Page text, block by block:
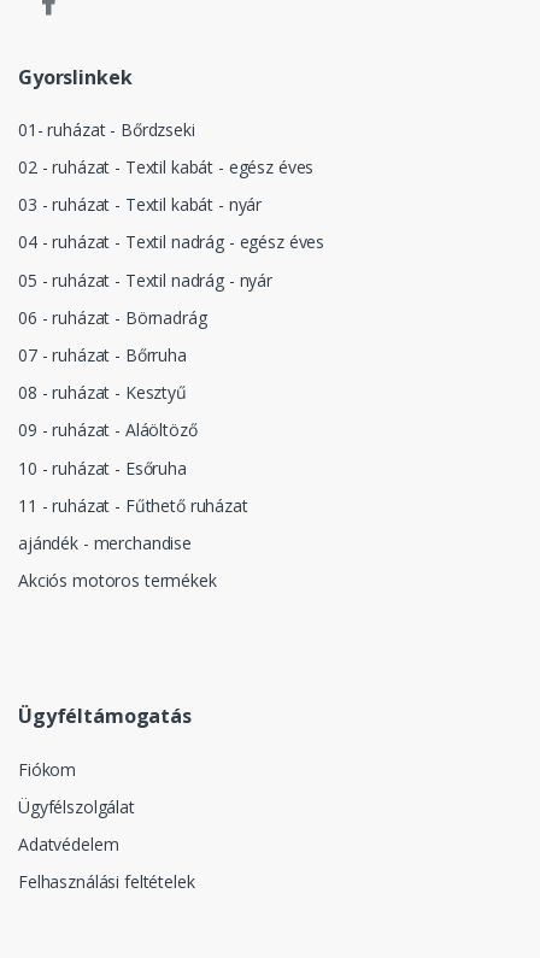
Gyorslinkek
01- ruházat - Bőrdzseki
02 - ruházat - Textil kabát - egész éves
03 - ruházat - Textil kabát - nyár
04 - ruházat - Textil nadrág - egész éves
05 - ruházat - Textil nadrág - nyár
06 - ruházat - Börnadrág
07 - ruházat - Bőrruha
08 - ruházat - Kesztyű
09 - ruházat - Aláöltöző
10 - ruházat - Esőruha
11 - ruházat - Fűthető ruházat
ajándék - merchandise
Akciós motoros termékek
Ügyféltámogatás
Fiókom
Ügyfélszolgálat
Adatvédelem
Felhasználási feltételek